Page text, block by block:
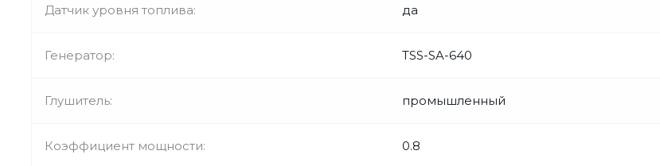
Датчик уровня топлива: да
Генератор: TSS-SA-640
Глушитель: промышленный
Коэффициент мощности: 0.8